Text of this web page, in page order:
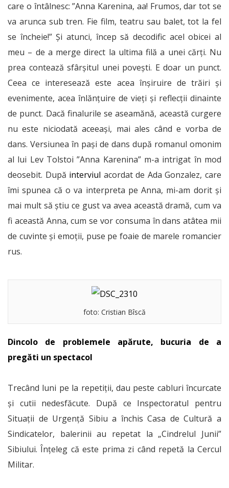
care o întâlnesc: ”Anna Karenina, aa! Frumos, dar tot se
va arunca sub tren. Fie film, teatru sau balet, tot la fel
se încheie!” Și atunci, încep să decodific acel obicei al
meu – de a merge direct la ultima filă a unei cărți. Nu
prea contează sfârșitul unei povești. E doar un punct.
Ceea ce interesează este acea înșiruire de trăiri și
evenimente, acea înlănțuire de vieți și reflecții dinainte
de punct. Dacă finalurile se aseamănă, această curgere
nu este niciodată aceeași, mai ales când e vorba de
dans. Versiunea în pași de dans după romanul omonim
al lui Lev Tolstoi ”Anna Karenina” m-a intrigat în mod
deosebit. După interviul acordat de Ada Gonzalez, care
îmi spunea că o va interpreta pe Anna, mi-am dorit și
mai mult să știu ce gust va avea această dramă, cum va
fi această Anna, cum se vor consuma în dans atâtea mii
de cuvinte și emoții, puse pe foaie de marele romancier
rus.
foto: Cristian Bîscă
Dincolo de problemele apărute, bucuria de a
pregăti un spectacol
Trecând luni pe la repetiții, dau peste cabluri încurcate
și cutii nedesfăcute. După ce Inspectoratul pentru
Situații de Urgență Sibiu a închis Casa de Cultură a
Sindicatelor, balerinii au repetat la „Cindrelul Junii”
Sibiului. Înțeleg că este prima zi când repetă la Cercul
Militar.